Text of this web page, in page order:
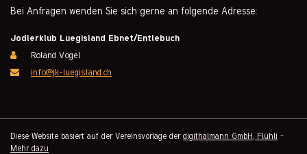
Bei Anfragen wenden Sie sich gerne an folgende Adresse:
Jodlerklub Luegisland Ebnet/Entlebuch
Roland Vogel
info@jk-luegisland.ch
Diese Website basiert auf der Vereinsvorlage derdigithalmann GmbH, Flühli -
Mehr dazu